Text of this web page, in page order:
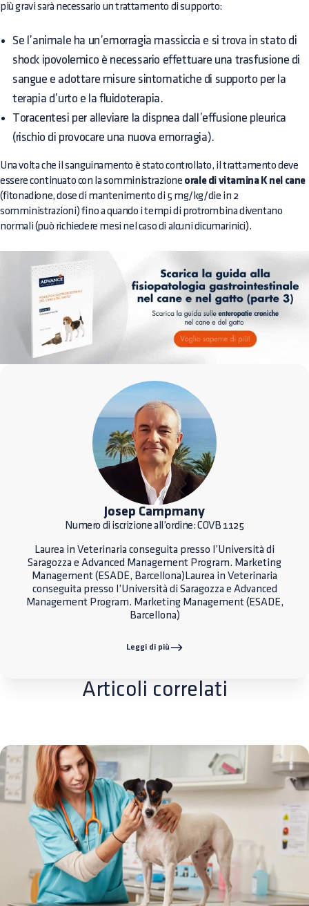
più gravi sarà necessario un trattamento di supporto:
Se l’animale ha un’emorragia massiccia e si trova in stato di
shock ipovolemico è necessario effettuare una trasfusione di
sangue e adottare misure sintomatiche di supporto per la
terapia d’urto e la fluidoterapia.
Toracentesi per alleviare la dispnea dall’effusione pleurica
(rischio di provocare una nuova emorragia).
Una volta che il sanguinamento è stato controllato, il trattamento deve
essere continuato con la somministrazione orale di vitamina K nel cane
(fitonadione, dose di mantenimento di 5 mg/kg/die in 2
somministrazioni) fino a quando i tempi di protrombina diventano
normali (può richiedere mesi nel caso di alcuni dicumarinici).
Josep Campmany
Numero di iscrizione all’ordine: COVB 1125
Laurea in Veterinaria conseguita presso l’Università di
Saragozza e Advanced Management Program. Marketing
Management (ESADE, Barcellona)Laurea in Veterinaria
conseguita presso l’Università di Saragozza e Advanced
Management Program. Marketing Management (ESADE,
Barcellona)
Leggi di più
Articoli correlati